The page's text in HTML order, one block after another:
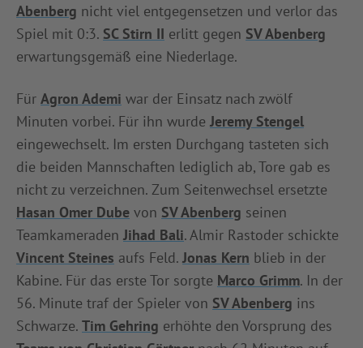
DER VERBAND
INFOTHEK SPIELPLUS
Abenberg nicht viel entgegensetzen und verlor das
Spiel mit 0:3. SC Stirn II erlitt gegen SV Abenberg
erwartungsgemäß eine Niederlage.
Für Agron Ademi war der Einsatz nach zwölf
Minuten vorbei. Für ihn wurde Jeremy Stengel
eingewechselt. Im ersten Durchgang tasteten sich
die beiden Mannschaften lediglich ab, Tore gab es
nicht zu verzeichnen. Zum Seitenwechsel ersetzte
Hasan Omer Dube von SV Abenberg seinen
Teamkameraden Jihad Bali. Almir Rastoder schickte
Vincent Steines aufs Feld. Jonas Kern blieb in der
Kabine. Für das erste Tor sorgte Marco Grimm. In der
56. Minute traf der Spieler von SV Abenberg ins
Schwarze. Tim Gehring erhöhte den Vorsprung des